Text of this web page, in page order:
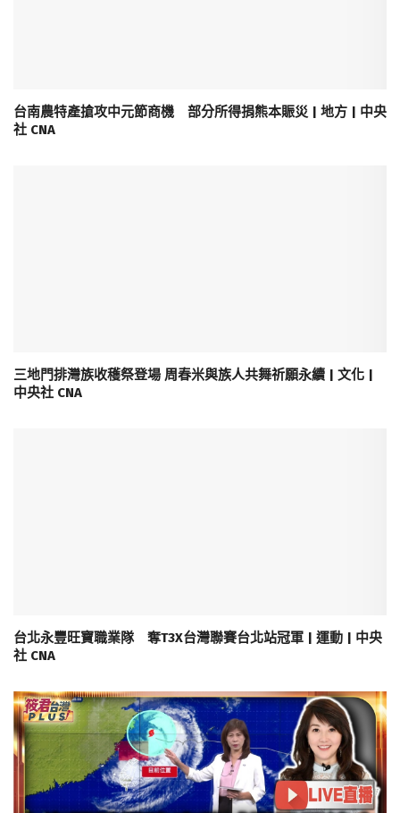
台南農特產搶攻中元節商機 部分所得捐熊本賑災 | 地方 | 中央
社 CNA
三地門排灣族收穫祭登場 周春米與族人共舞祈願永續 | 文化 |
中央社 CNA
台北永豐旺寶職業隊 奪T3X台灣聯賽台北站冠軍 | 運動 | 中央
社 CNA